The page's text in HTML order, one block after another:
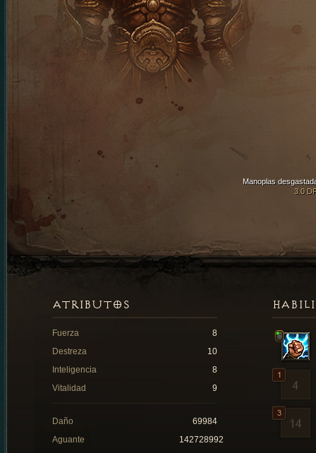
Manoplas
3.0
ATRIBUTOS
Fuerza
8
Destreza
10
Inteligencia
8
Vitalidad
9
Daño
69984
Aguante
142728992